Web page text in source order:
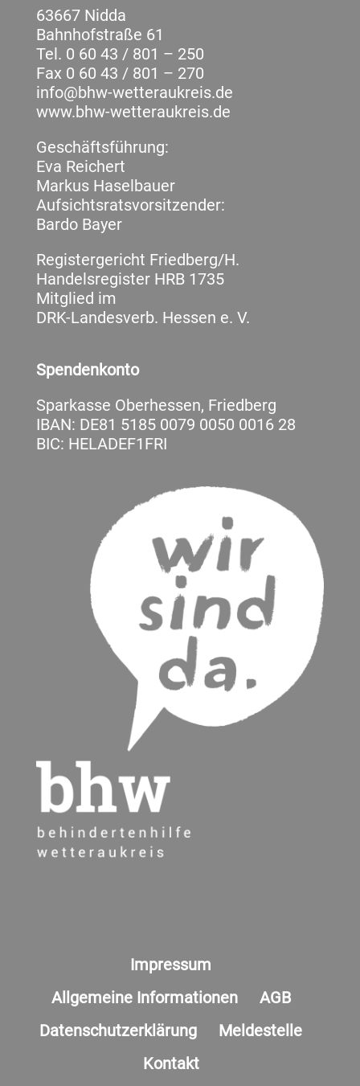
63667 Nidda
Bahnhofstraße 61
Tel. 0 60 43 / 801 – 250
Fax 0 60 43 / 801 – 270
info@bhw-wetteraukreis.de
www.bhw-wetteraukreis.de
Geschäftsführung:
Eva Reichert
Markus Haselbauer
Aufsichtsratsvorsitzender:
Bardo Bayer
Registergericht Friedberg/H.
Handelsregister HRB 1735
Mitglied im
DRK-Landesverb. Hessen e. V.
Spendenkonto
Sparkasse Oberhessen, Friedberg
IBAN: DE81 5185 0079 0050 0016 28
BIC: HELADEF1FRI
Impressum
Allgemeine Informationen
AGB
Datenschutzerklärung
Meldestelle
Kontakt